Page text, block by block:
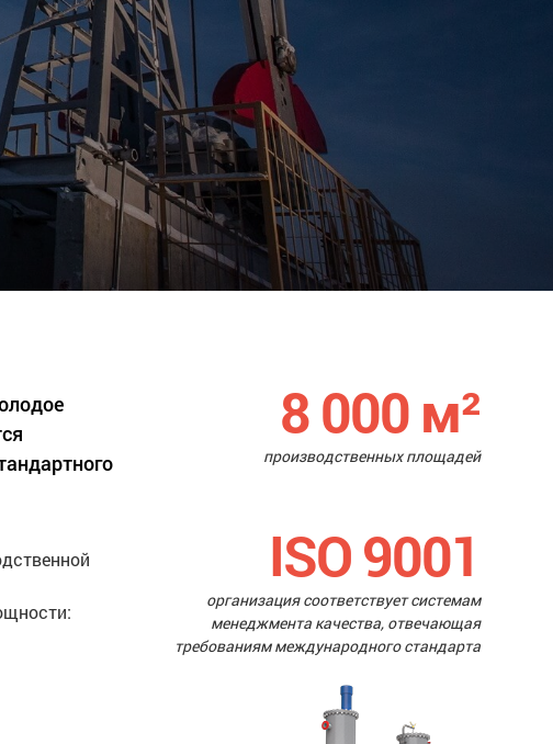
8 000м²
производственных площадей
ISO 9001
организация соответствует системам
менеджмента качества, отвечающая
требованиям международного стандарта